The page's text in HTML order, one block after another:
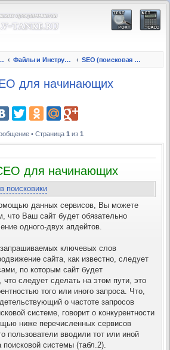
Файлы и Инструкции SEO (поисковая оптимизация)
для начинающих
• Страница 1 из 1
для начинающих
поисковики
данных сервисов, Вы можете
что Ваш сайт будет обязательно
одного-двух апдейтов.
ключевых слов
сайта, как известно, следует
по которым сайт будет
следует сделать на этом пути, это
того или иного запроса. Что,
о частоте запросов
системе, говорит о конкурентности
ниже перечисленных сервисов
пользователи вводили тот или иной
поисковой системы (табл.2).